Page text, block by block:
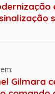
Gilmara